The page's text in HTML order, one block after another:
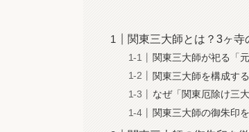
関東三大師とは？3ヶ
関東三大師が祀る「
関東三大師を構成す
なぜ「関東厄除け三
関東三大師の御朱印